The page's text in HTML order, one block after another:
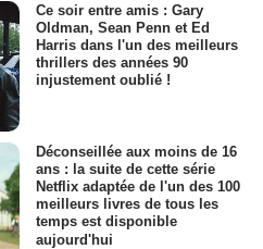
Ce soir entre amis : Gary
Oldman, Sean Penn et Ed
Harris dans l'un des meilleurs
thrillers des années 90
injustement oublié !
Déconseillée aux moins de 16
ans : la suite de cette série
Netflix adaptée de l'un des 100
meilleurs livres de tous les
temps est disponible
aujourd'hui